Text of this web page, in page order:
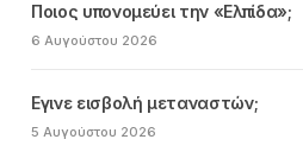
Ποιος υπονομεύει την «Ελπίδα»;
6 Αυγούστου 2026
Εγινε εισβολή μεταναστών;
5 Αυγούστου 2026